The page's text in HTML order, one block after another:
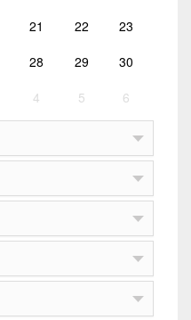
21 22 23
28 29 30
4 5 6